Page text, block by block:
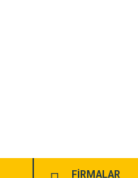
FİRMALAR